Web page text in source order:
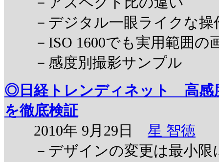
－デジタル一眼ライクな操
－ISO 1600でも実用範囲の
－感度別撮影サンプル
◎日経トレンディネット 高感
を徹底検証
2010年 9月29日 星 智徳
－デザインの変更は最小限